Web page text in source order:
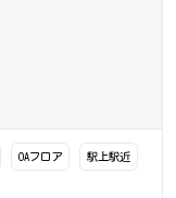
OAフロア 駅上駅近